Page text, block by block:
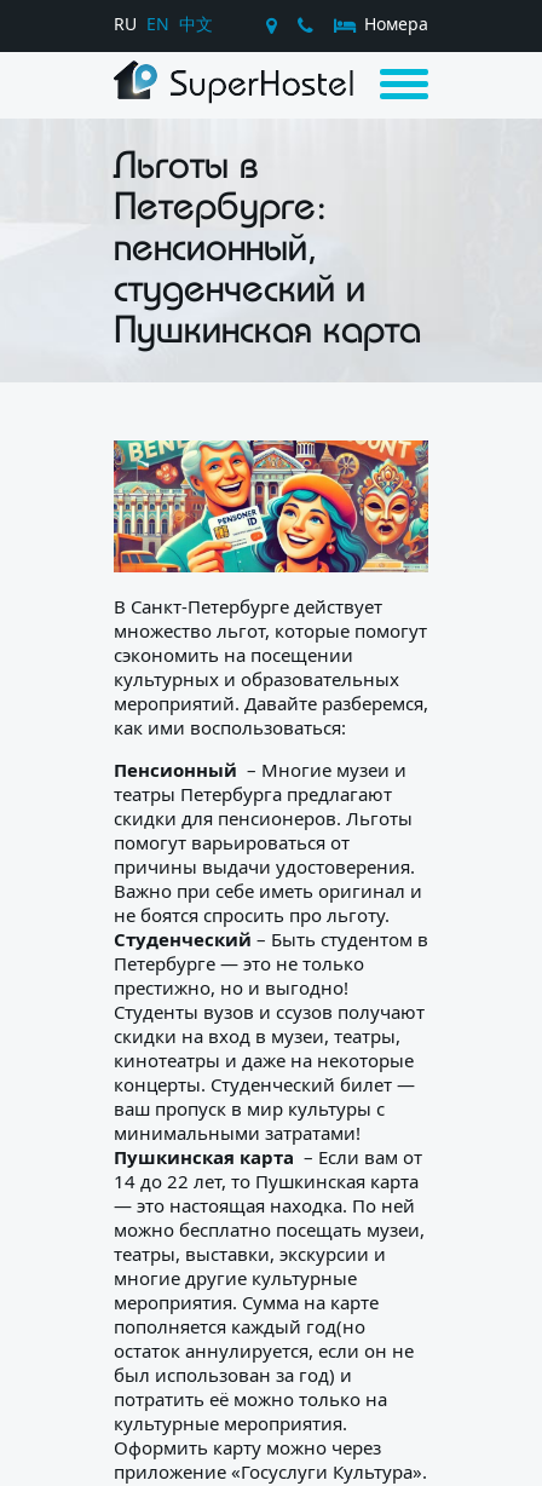
RU EN 中文 Номера
Льготы в
Петербурге:
пенсионный,
студенческий и
Пушкинская карта
В Санкт-Петербурге действует
множество льгот, которые помогут
сэкономить на посещении
культурных и образовательных
мероприятий. Давайте разберемся,
как ими воспользоваться:
Пенсионный – Многие музеи и
театры Петербурга предлагают
скидки для пенсионеров. Льготы
помогут варьироваться от
причины выдачи удостоверения.
Важно при себе иметь оригинал и
не боятся спросить про льготу.
Студенческий – Быть студентом в
Петербурге — это не только
престижно, но и выгодно!
Студенты вузов и ссузов получают
скидки на вход в музеи, театры,
кинотеатры и даже на некоторые
концерты. Студенческий билет —
ваш пропуск в мир культуры с
минимальными затратами!
Пушкинская карта – Если вам от
14 до 22 лет, то Пушкинская карта
— это настоящая находка. По ней
можно бесплатно посещать музеи,
театры, выставки, экскурсии и
многие другие культурные
мероприятия. Сумма на карте
пополняется каждый год(но
остаток аннулируется, если он не
был использован за год) и
потратить её можно только на
культурные мероприятия.
Оформить карту можно через
приложение «Госуслуги Культура».